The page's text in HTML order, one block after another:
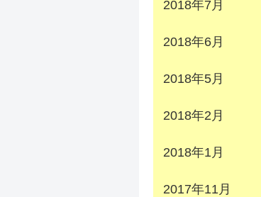
2018年7月
2018年6月
2018年5月
2018年2月
2018年1月
2017年11月